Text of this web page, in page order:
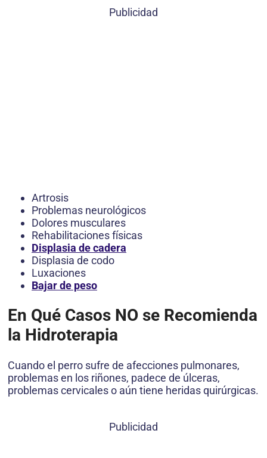
Publicidad
Artrosis
Problemas neurológicos
Dolores musculares
Rehabilitaciones físicas
Displasia de cadera
Displasia de codo
Luxaciones
Bajar de peso
En Qué Casos NO se Recomienda
la Hidroterapia
Cuando el perro sufre de afecciones pulmonares,
problemas en los riñones, padece de úlceras,
problemas cervicales o aún tiene heridas quirúrgicas.
Publicidad